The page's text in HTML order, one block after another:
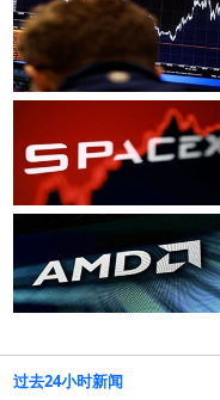
过去24小时新闻